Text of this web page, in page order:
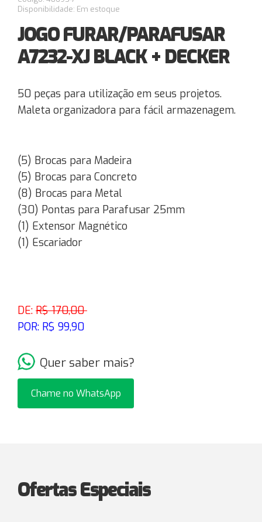
Disponibilidade: Em estoque
JOGO FURAR/PARAFUSAR
A7232-XJ BLACK + DECKER
50 peças para utilização em seus projetos.
Maleta organizadora para fácil armazenagem.
(5) Brocas para Madeira
(5) Brocas para Concreto
(8) Brocas para Metal
(30) Pontas para Parafusar 25mm
(1) Extensor Magnético
(1) Escariador
DE: R$ 170,00
POR: R$ 99,90
Quer saber mais?
Chame no WhatsApp
Ofertas Especiais